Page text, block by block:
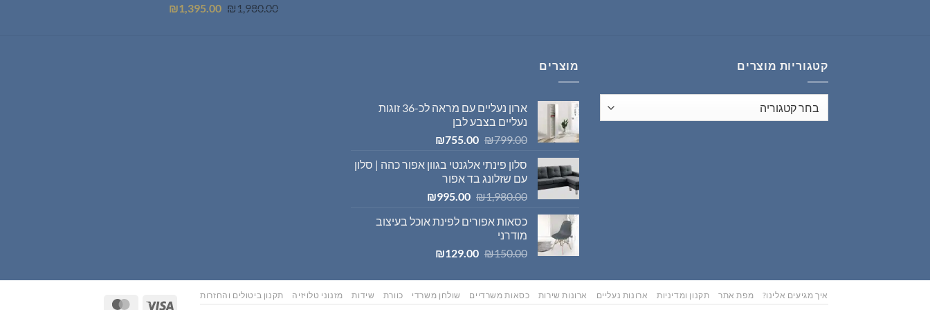
₪ 1,980.00
המחיר
₪1,395.00
המחיר
קטגוריות מוצרים
מוצרים
ארון נעליים עם מראה לכ-36 זוגות
נעליים בצבע לבן
₪799.00
המחיר
היה:
₪799.00.
₪755.00
המחיר
הוא:
סלון פינתי אלגנטי בגוון אפור כהה | סלון
עם שזלונג בד אפור
₪1,980.00
המחיר
היה:
₪995.00
המחיר
הוא:
כסאות אפורים לפינת אוכל בעיצוב
מודרני
₪150.00
המחיר
היה:
₪150.00.
₪129.00
המחיר
הוא:
₪129.00.
Visa
איך מגיעים אלינו? מפת אתר תקנון ומדיניות ארונות נעליים ארונות שירות כסאות משרדיים שולחן משרדי כוורת שידות מזנוני טלויזיה תקנון ביטולים והחזרות